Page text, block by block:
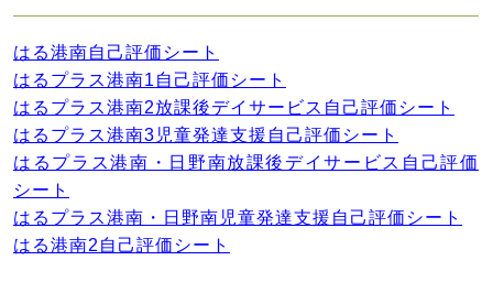
はる港南自己評価シート
はるプラス港南1自己評価シート
はるプラス港南2放課後デイサービス自己評価シート
はるプラス港南3児童発達支援自己評価シート
はるプラス港南・日野南放課後デイサービス自己評価
シート
はるプラス港南・日野南児童発達支援自己評価シート
はる港南2自己評価シート